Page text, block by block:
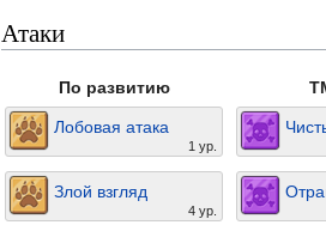
Атаки
По развитию
Лобовая атака
1 ур.
Злой взгляд
4 ур.